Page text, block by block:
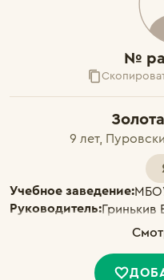
№
9 лет,
Учебное заведение:
Руководитель:Гринькив